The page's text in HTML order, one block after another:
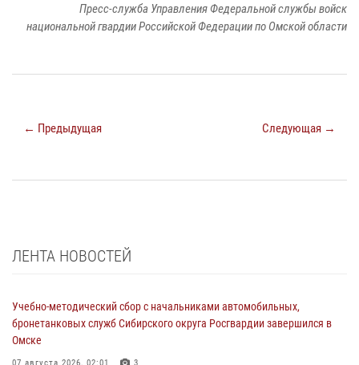
Пресс-служба Управления Федеральной службы войск
национальной гвардии Российской Федерации по Омской области
← Предыдущая Следующая →
ЛЕНТА НОВОСТЕЙ
Учебно-методический сбор с начальниками автомобильных,
бронетанковых служб Сибирского округа Росгвардии завершился в
Омске